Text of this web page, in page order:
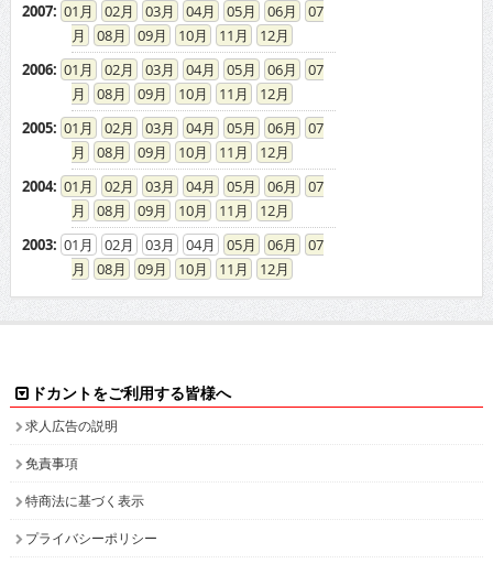
ドカントをご利用する皆様へ
求人広告の説明
免責事項
特商法に基づく表示
プライバシーポリシー
ドカント発インフォメーション
求人情報掲載について
ドカント本サイト以外にこちらも
ドカント公式 X(旧Twitter)
ドカント公式 Instagram
検索キーワード一覧